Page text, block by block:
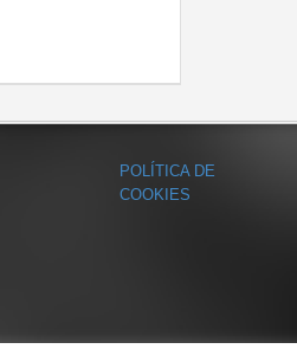
POLÍTICA DE
COOKIES